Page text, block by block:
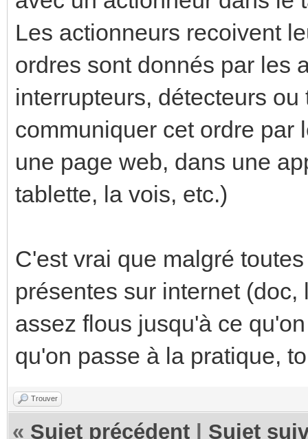
Les actionneurs recoivent
ordres sont donnés par les
interrupteurs, détecteurs
communiquer cet ordre par
une page web, dans une
tablette, la vois, etc.)
C'est vrai que malgré
présentes sur internet
assez flous jusqu'à ce
qu'on passe à la pratique,
Trouver
« Sujet précédent Sujet